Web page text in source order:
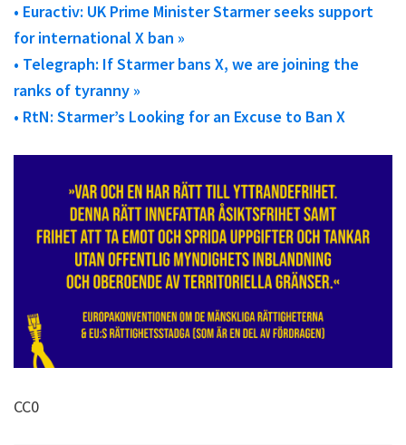
• Euractiv: UK Prime Minister Starmer seeks support
for international X ban »
• Telegraph: If Starmer bans X, we are joining the
ranks of tyranny »
• RtN: Starmer’s Looking for an Excuse to Ban X
CC0